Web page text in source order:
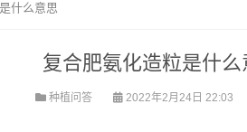
什么意思
复合肥氨化造粒是什么
种植问答 2022年2月24日 22:03